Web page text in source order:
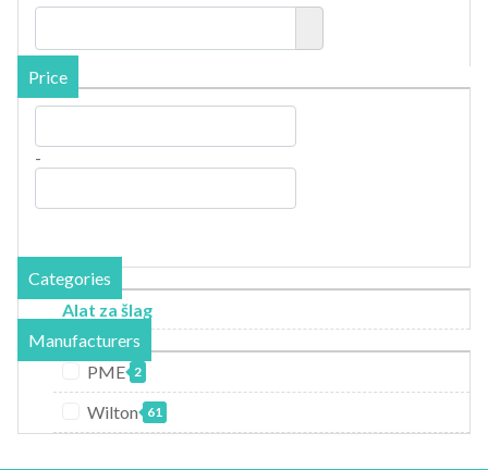
Price
-
Categories
Alat za šlag
Manufacturers
PME 2
Wilton 61